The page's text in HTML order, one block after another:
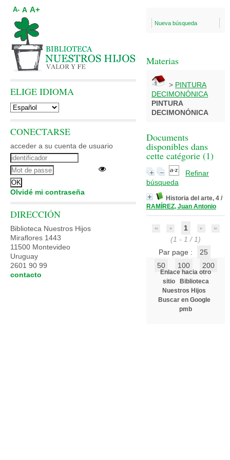
Nueva búsqueda
Materias
> PINTURA
DECIMONÓNICA
PINTURA
DECIMONÓNICA
Documents
disponibles dans
cette catégorie (1)
Refinar
búsqueda
Historia del arte, 4 /
RAMÍREZ, Juan Antonio
1
(1 - 1 / 1)
Par page :
25
50
100 200
Enlace hacia otro
sitio
Biblioteca
Nuestros Hijos
Buscar en Google
pmb
A- A A+
ELIGE IDIOMA
CONECTARSE
acceder a su cuenta de usuario
Olvidé mi contraseña
DIRECCIÓN
Biblioteca Nuestros Hijos
Miraflores 1443
11500 Montevideo
Uruguay
2601 90 99
contacto